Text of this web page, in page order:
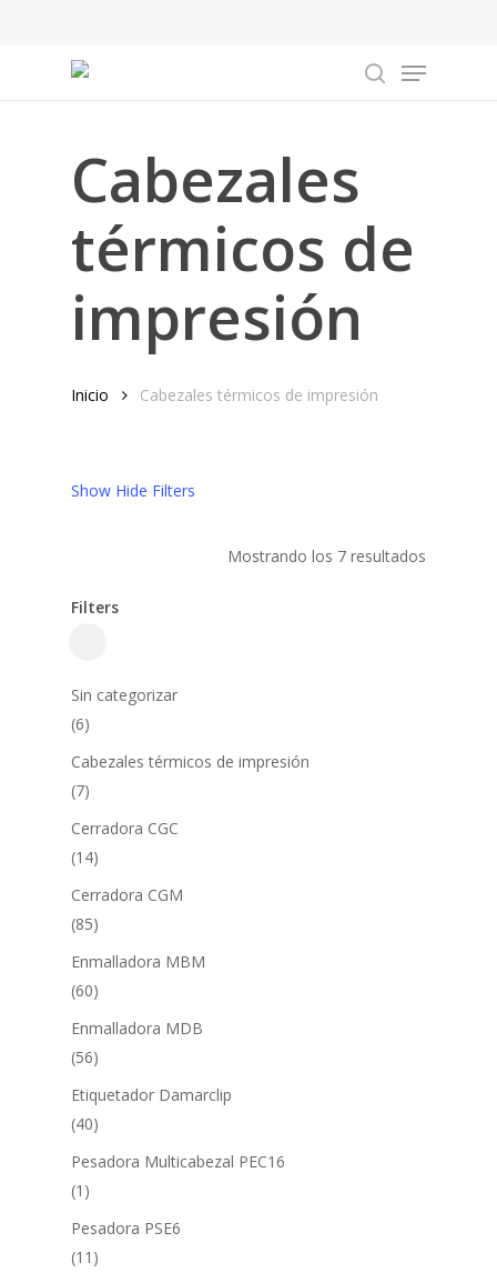
Menu
Cabezales
térmicos de
impresión
Inicio Cabezales térmicos de impresión
Show Hide Filters
Mostrando los 7 resultados
Filters
Sin categorizar
66
productos
Cabezales térmicos de impresión
77
productos
Cerradora CGC
1414
productos
Cerradora CGM
8585
productos
Enmalladora MBM
6060
productos
Enmalladora MDB
5656
productos
Etiquetador Damarclip
4040
productos
Pesadora Multicabezal PEC16
1 1
producto
Pesadora PSE6
11 11